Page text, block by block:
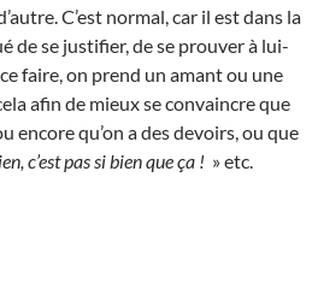
C’est normal, car il est dans la
de se justifier, de se prouver à lui-
faire, on prend un amant ou une
afin de mieux se convaincre que
encore qu’on a des devoirs, ou que
c’est pas si bien que ça ! » etc.